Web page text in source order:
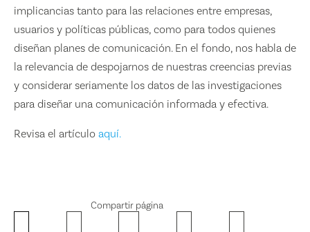
implicancias tanto para las relaciones entre empresas,
usuarios y políticas públicas, como para todos quienes
diseñan planes de comunicación. En el fondo, nos habla de
la relevancia de despojarnos de nuestras creencias previas
y considerar seriamente los datos de las investigaciones
para diseñar una comunicación informada y efectiva.
Revisa el artículo aquí.
Compartir página